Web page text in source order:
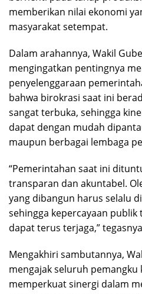
memberikan nilai ekonomi
masyarakat setempat.
Dalam arahannya, Wakil
mengingatkan pentingnya
penyelenggaraan
bahwa birokrasi saat ini
sangat terbuka, sehingga
dapat dengan mudah
maupun berbagai lembaga
“Pemerintahan saat ini
transparan dan akuntabel.
yang dibangun harus selalu
sehingga kepercayaan
dapat terus terjaga,”
Mengakhiri sambutannya,
mengajak seluruh
memperkuat sinergi dalam